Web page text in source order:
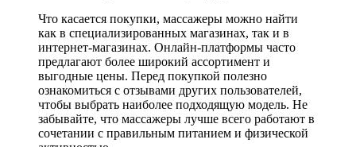
Что касается покупки, массажеры можно найти
как в специализированных магазинах, так и в
интернет-магазинах. Онлайн-платформы часто
предлагают более широкий ассортимент и
выгодные цены. Перед покупкой полезно
ознакомиться с отзывами других пользователей,
чтобы выбрать наиболее подходящую модель. Не
забывайте, что массажеры лучше всего работают в
сочетании с правильным питанием и физической